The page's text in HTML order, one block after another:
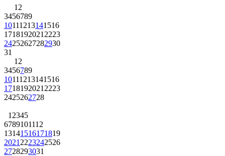
1 2
3456789
10111213141516
1718192021 2223
24252627282930
31
1 2
3456789
10111213141516
1718192021 2223
2425262728
1 2345
6789101112
13141516171819
2021 2223242526
2728293031